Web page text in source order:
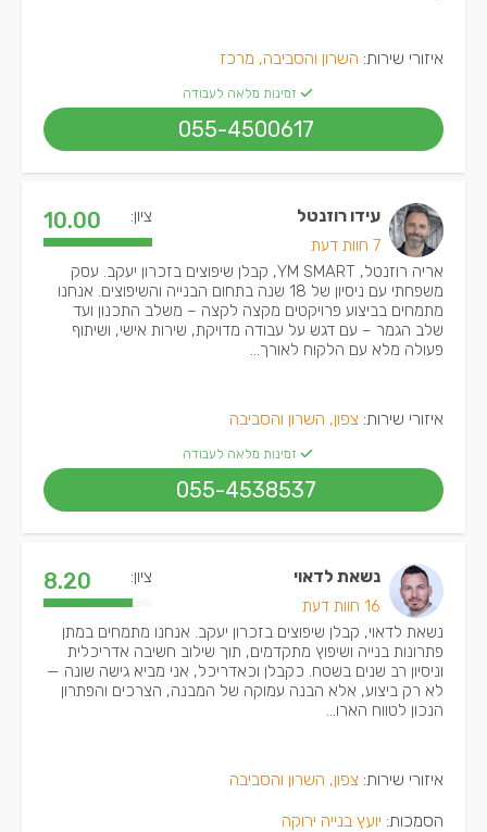
איזורי שירות: השרון והסביבה, מרכז
זמינות מלאה לעבודה
055-4500617
עידו רוזנטל
7 חוות דעת
ציון: 10.00
אריה רוזנטל, YM SMART, קבלן שיפוצים בזכרון יעקב. עסק
משפחתי עם ניסיון של 18 שנה בתחום הבנייה והשיפוצים. אנחנו
מתמחים בביצוע פרויקטים מקצה לקצה – משלב התכנון ועד
שלב הגמר – עם דגש על עבודה מדויקת, שירות אישי, ושיתוף
פעולה מלא עם הלקוח לאורך...
איזורי שירות: צפון, השרון והסביבה
זמינות מלאה לעבודה
055-4538537
נשאת לדאוי
16 חוות דעת
ציון: 8.20
נשאת לדאוי, קבלן שיפוצים בזכרון יעקב. אנחנו מתמחים במתן
פתרונות בנייה ושיפוץ מתקדמים, תוך שילוב חשיבה אדריכלית
וניסיון רב שנים בשטח. כקבלן וכאדריכל, אני מביא גישה שונה —
לא רק ביצוע, אלא הבנה עמוקה של המבנה, הצרכים והפתרון
הנכון לטווח הארו...
איזורי שירות: צפון, השרון והסביבה
הסמכות: יועץ בנייה ירוקה